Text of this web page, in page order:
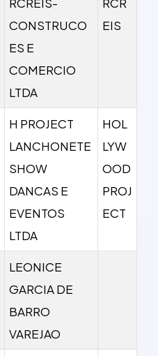
CONSTRUCO
ES E
COMERCIO
LTDA
EIS
H PROJECT
LANCHONETE
SHOW
DANCAS E
EVENTOS
LTDA
HOL
LYW
OOD
PROJ
ECT
LEONICE
GARCIA DE
BARRO
VAREJAO